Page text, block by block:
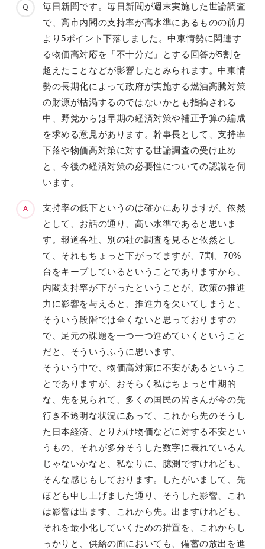
毎日新聞です。毎日新聞が週末実施した世論調査
で、高市内閣の支持率が高水準にあるものの前月
より5ポイント下落しました。中東情勢に関連す
る物価高対応を「不十分だ」とする回答が5割を
超えたことなどが影響したとみられます。中東情
勢の長期化によって政府が実施する燃油高騰対策
の財源が枯渇するのではないかとも指摘される
中、野党からは早期の経済対策や補正予算の編成
を求める意見があります。幹事長として、支持率
下落や物価高対策に対する世論調査の受け止め
と、今後の経済対策の必要性についての認識を伺
います。
支持率の低下というのは確かにありますが、依然
として、お話の通り、高い水準であると思いま
す。報道各社、別の社の調査を見ると依然とし
て、それもちょっと下がってますが、7割、70%
台をキープしているということでありますから、
内閣支持率が下がったということが、政策の推進
力に影響を与えると、推進力を欠いてしまうと、
そういう段階では全くないと思っておりますの
で、足元の課題を一つ一つ進めていくということ
だと、そういうふうに思います。
そういう中で、物価高対策に不安があるというこ
とでありますが、おそらく私はちょっと中期的
な、先を見られて、多くの国民の皆さんが今の先
行き不透明な状況にあって、これから先のそうし
た日本経済、とりわけ物価などに対する不安とい
うもの、それが多分そうした数字に表れているん
じゃないかなと、私なりに、臆測ですけれども、
そんな感じもしております。したがいまして、先
ほども申し上げました通り、そうした影響、これ
は影響は出ます、これから先。出ますけれども、
それを最小化していくための措置を、これからし
っかりと、供給の面においても、備蓄の放出を進